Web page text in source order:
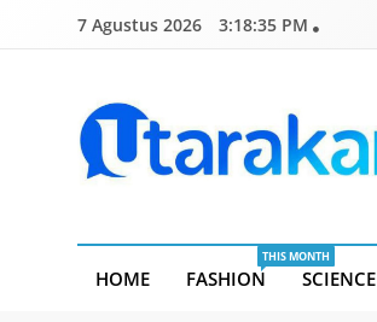
7 Agustus 2026 3:18:36 PM
HOME FASHION
THIS MONTH
SCIENCE